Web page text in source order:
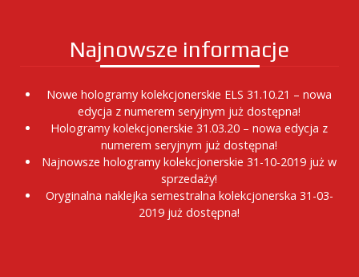
Najnowsze informacje
Nowe hologramy kolekcjonerskie ELS 31.10.21 – nowa
edycja z numerem seryjnym już dostępna!
Hologramy kolekcjonerskie 31.03.20 – nowa edycja z
numerem seryjnym już dostępna!
Najnowsze hologramy kolekcjonerskie 31-10-2019 już w
sprzedaży!
Oryginalna naklejka semestralna kolekcjonerska 31-03-
2019 już dostępna!